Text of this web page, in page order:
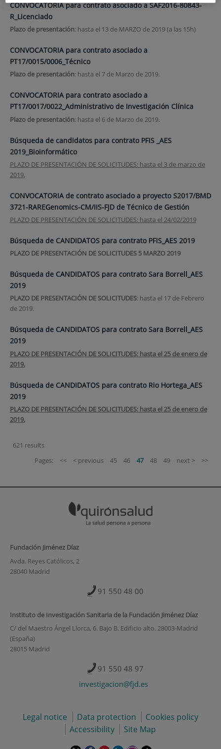
CONVOCATORIA para contrato asociado a SAF2016-80843-
R_Licenciado
Plazo de presentación: hasta el 13 de MARZO de 2019 (a las 15h)
CONVOCATORIA para contrato asociado a
PT17/0015/0006_Técnico
Plazo de presentación: hasta el 7 de Marzo de 2019.
CONVOCATORIA para contrato asociado a
PT17/0017/0022_Administrativo de Investigación Clínica
Plazo de presentación: hasta el 6 de Marzo de 2019.
Búsqueda de candidatos para contrato PFIS _AES
2019_Bioinformático
PLAZO DE PRESENTACIÓN DE SOLICITUDES: hasta el 3 de marzo de
2019.
CONVOCATORIA de contrato asociado a proyecto S2017/BMD
3721-RAREGenomics-CM/IIS-FJD de Técnico de Gestión
PLAZO DE PRESENTACIÓN DE SOLICITUDES: hasta el 24/02/2019
Búsqueda de CANDIDATOS para contrato PFIS_AES 2019
PLAZO DE PRESENTACIÓN DE SOLICITUDES5 MARZO 2019
Búsqueda de CANDIDATOS para contrato Sara Borrell_AES
2019
PLAZO DE PRESENTACIÓN DE SOLICITUDES: hasta el 17 de Febrero
de 2019.
Búsqueda de CANDIDATOS para contrato Sara Borrell_AES
2019
PLAZO DE PRESENTACIÓN DE SOLICITUDES: hasta el 25 de enero de
2019.
Búsqueda de CANDIDATOS para contrato Rio Hortega_AES
2019
PLAZO DE PRESENTACIÓN DE SOLICITUDES: hasta el 25 de enero de
2019.
621 results
Pages:
<< < previous 45 46 47 48 49 next > >>
Fundación Jiménez Díaz
Avda. Reyes Católicos, 2
28040 Madrid
91 550 48 00
Instituto de Investigación Sanitaria de la Fundación Jiménez Díaz
C/ del Maestro Ángel Llorca, 6. Bajo B. Edificio alto. 28003-Madrid
(España)
28015 Madrid
91 550 48 97
investigacion@fjd.es
Legal notice Data protection
Cookies policy
Accessibility
Site Map